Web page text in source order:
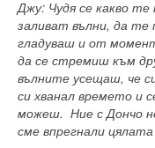
Джу: Чудя се какво
заливат вълни, да те
гладуваш и от
да се стремиш към
вълните усещаш, че
си хванал времето и
можеш. Ние с Дончо
сме впрегнали цялата